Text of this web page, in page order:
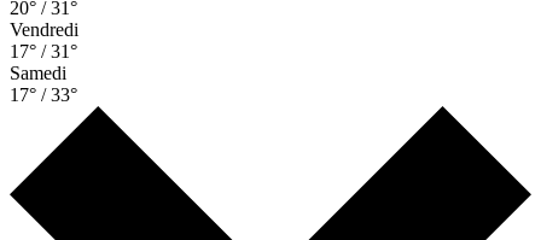
20° / 31°
Vendredi
17° / 31°
Samedi
17° / 33°